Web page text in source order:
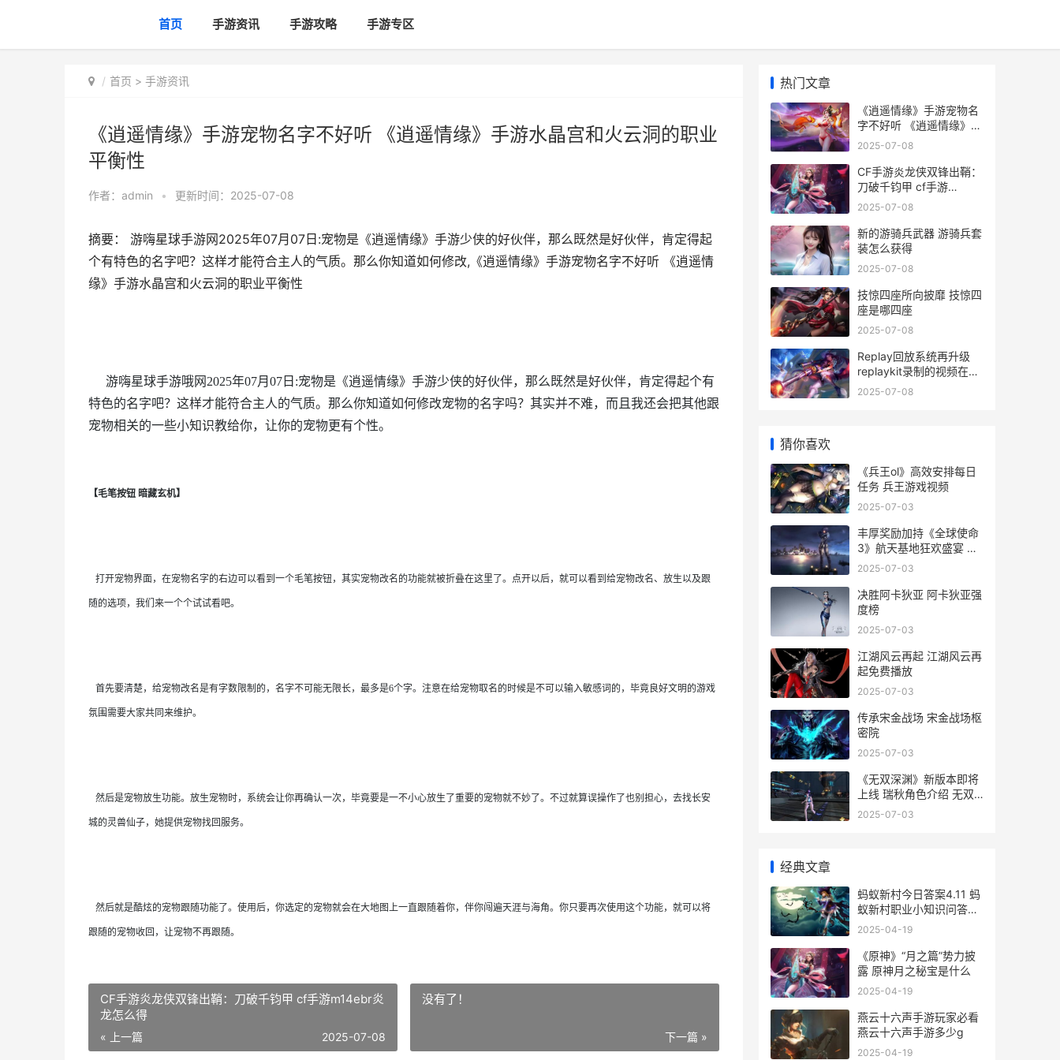
首页 手游资讯 手游攻略 手游专区
首页 > 手游资讯
《逍遥情缘》手游宠物名字不好听 《逍遥情缘》手游水晶宫和火云洞的职业
平衡性
作者： admin • 更新时间：2025-07-08
摘要： 游嗨星球手游网2025年07月07日:宠物是《逍遥情缘》手游少侠的好伙伴，那么既然是好伙伴，肯定得起
个有特色的名字吧？这样才能符合主人的气质。那么你知道如何修改,《逍遥情缘》手游宠物名字不好听 《逍遥情
缘》手游水晶宫和火云洞的职业平衡性
游嗨星球手游哦网2025年07月07日:宠物是《逍遥情缘》手游少侠的好伙伴，那么既然是好伙伴，肯定得起个有
特色的名字吧？这样才能符合主人的气质。那么你知道如何修改宠物的名字吗？其实并不难，而且我还会把其他跟
宠物相关的一些小知识教给你，让你的宠物更有个性。
【毛笔按钮 暗藏玄机】
打开宠物界面，在宠物名字的右边可以看到一个毛笔按钮，其实宠物改名的功能就被折叠在这里了。点开以后，就可以看到给宠物改名、放生以及跟
随的选项，我们来一个个试试看吧。
首先要清楚，给宠物改名是有字数限制的，名字不可能无限长，最多是6个字。注意在给宠物取名的时候是不可以输入敏感词的，毕竟良好文明的游戏
氛围需要大家共同来维护。
然后是宠物放生功能。放生宠物时，系统会让你再确认一次，毕竟要是一不小心放生了重要的宠物就不妙了。不过就算误操作了也别担心，去找长安
城的灵兽仙子，她提供宠物找回服务。
然后就是酷炫的宠物跟随功能了。使用后，你选定的宠物就会在大地图上一直跟随着你，伴你闯遍天涯与海角。你只要再次使用这个功能，就可以将
跟随的宠物收回，让宠物不再跟随。
CF手游炎龙侠双锋出鞘：刀破千钧甲 cf手游m14ebr炎
龙怎么得
« 上一篇 2025-07-08
没有了！
下一篇 »
热门文章
《逍遥情缘》手游宠物名
字不好听 《逍遥情缘》手
游水晶宫和火云洞的职业
2025-07-08
CF手游炎龙侠双锋出鞘：
刀破千钧甲 cf手游
m14ebr炎龙怎么得
2025-07-08
新的游骑兵武器 游骑兵套
装怎么获得
2025-07-08
技惊四座所向披靡 技惊四
座是哪四座
2025-07-08
Replay回放系统再升级
replaykit录制的视频在哪
看
2025-07-08
猜你喜欢
《兵王ol》高效安排每日
任务 兵王游戏视频
2025-07-03
丰厚奖励加持《全球使命
3》航天基地狂欢盛宴 原
神奖励丰厚的隐藏任务
2025-07-03
决胜阿卡狄亚 阿卡狄亚强
度榜
2025-07-03
江湖风云再起 江湖风云再
起免费播放
2025-07-03
传承宋金战场 宋金战场枢
密院
2025-07-03
《无双深渊》新版本即将
上线 瑞秋角色介绍 无双
深度解析知乎
2025-07-03
经典文章
蚂蚁新村今日答案4.11 蚂
蚁新村职业小知识问答
4.11 蚂蚁新村今日答案最
2025-04-19
《原神》“月之篇”势力披
露 原神月之秘宝是什么
2025-04-19
燕云十六声手游玩家必看
燕云十六声手游多少g
2025-04-19